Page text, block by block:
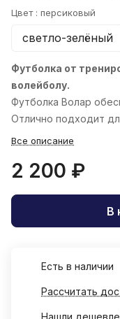
Цвет : персиковый
светло-зелёный
Футболка от
волейболу.
Футболка Волар
Отлично подходит
прогулок.
Все описание
2 200 ₽
В
Есть в наличии
Рассчитать